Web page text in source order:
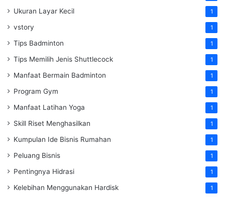
Ukuran Layar Kecil 1
vstory 1
Tips Badminton 1
Tips Memilih Jenis Shuttlecock 1
Manfaat Bermain Badminton 1
Program Gym 1
Manfaat Latihan Yoga 1
Skill Riset Menghasilkan 1
Kumpulan Ide Bisnis Rumahan 1
Peluang Bisnis 1
Pentingnya Hidrasi 1
Kelebihan Menggunakan Hardisk 1